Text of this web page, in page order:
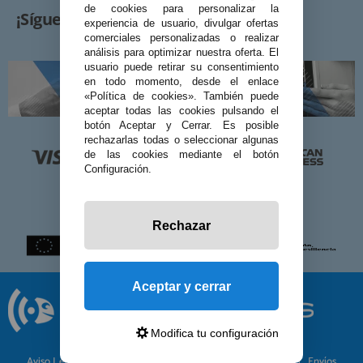
¡Síguenos!
© 2026 Preciosadictos.com
de cookies para personalizar la
experiencia de usuario, divulgar ofertas
comerciales personalizadas o realizar
análisis para optimizar nuestra oferta. El
usuario puede retirar su consentimiento
en todo momento, desde el enlace
«Política de cookies». También puede
aceptar todas las cookies pulsando el
botón Aceptar y Cerrar. Es posible
rechazarlas todas o seleccionar algunas
de las cookies mediante el botón
Configuración.
Rechazar
Aceptar y cerrar
Modifica tu configuración